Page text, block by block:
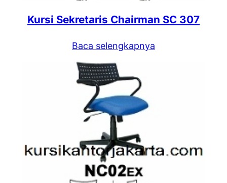
Kursi Sekretaris Chairman SC 307
Baca selengkapnya